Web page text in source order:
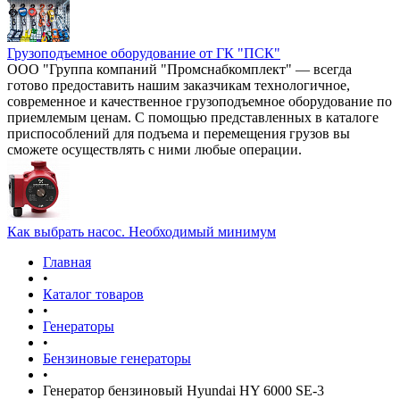
Грузоподъемное оборудование от ГК "ПСК"
ООО "Группа компаний "Промснабкомплект" — всегда
готово предоставить нашим заказчикам технологичное,
современное и качественное грузоподъемное оборудование по
приемлемым ценам. С помощью представленных в каталоге
приспособлений для подъема и перемещения грузов вы
сможете осуществлять с ними любые операции.
Как выбрать насос. Необходимый минимум
Главная
•
Каталог товаров
•
Генераторы
•
Бензиновые генераторы
•
Генератор бензиновый Hyundai HY 6000 SE-3